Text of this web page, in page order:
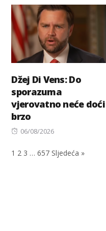
Džej Di Vens: Do
sporazuma
vjerovatno neće doći
brzo
Posted
06/08/2026
1 2 3 … 657 Sljedeća »